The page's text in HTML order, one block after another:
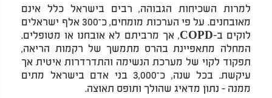
למרות השכיחות הגבוהה, רבים בישראל כלל אינם
מאובחנים. על פי הערכות מומחים, כ־300 אלף ישראלים
לוקים ב-COPD, אך מרביתם לא אובחנו או מטופלים.
המחלה מתאפיינת בהרס מתמשך של רקמות הריאה,
תפקוד לקוי של מערכת הנשימה והתדרדרות איטית אך
עיקשת. בכל שנה, כ־3,000 בני אדם בישראל מתים
ממנה - נתון מדאיג שהולך ותופס תאוצה.